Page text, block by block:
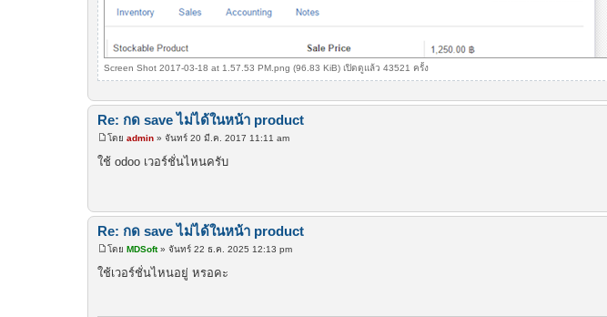
Screen Shot 2017-03-18 at 1.57.53 PM.png (96.83 KiB) เปิดดูแล้ว 43521 ครั้ง
Re: กด save ไม่ได้ในหน้า product
พ
ส
โดย admin » จันทร์ 20 มี.ค. 2017 11:11 am
ใช้ odoo เวอร์ชั่นไหนครับ
Re: กด save ไม่ได้ในหน้า product
พ
ส
โดย MDSoft» จันทร์ 22 ธ.ค. 2025 12:13 pm
ใช้เวอร์ชั่นไหนอยู่ หรอคะ